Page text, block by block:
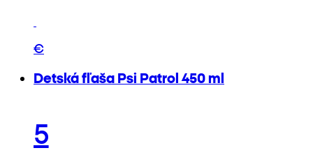
€
Detská fľaša Psi Patrol 450 ml
5